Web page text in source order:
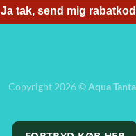
Ja tak, send mig
Copyright 2026 ©Aqua